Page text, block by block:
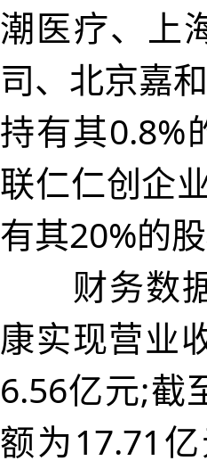
潮医疗、上
司、北京嘉
持有其0.8%
联仁仁创企
有其20%的股
财务数据
康实现营业
6.56亿元;截
额为17.71